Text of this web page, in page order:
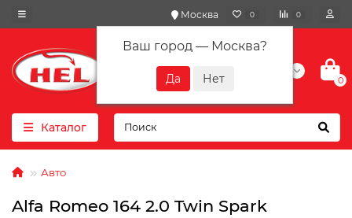
Москва
Ваш город — Москва?
0 0
+7(901) 417-10-01
0
Каталог
Авто
Alfa Romeo 164 2.0 Twin Spark